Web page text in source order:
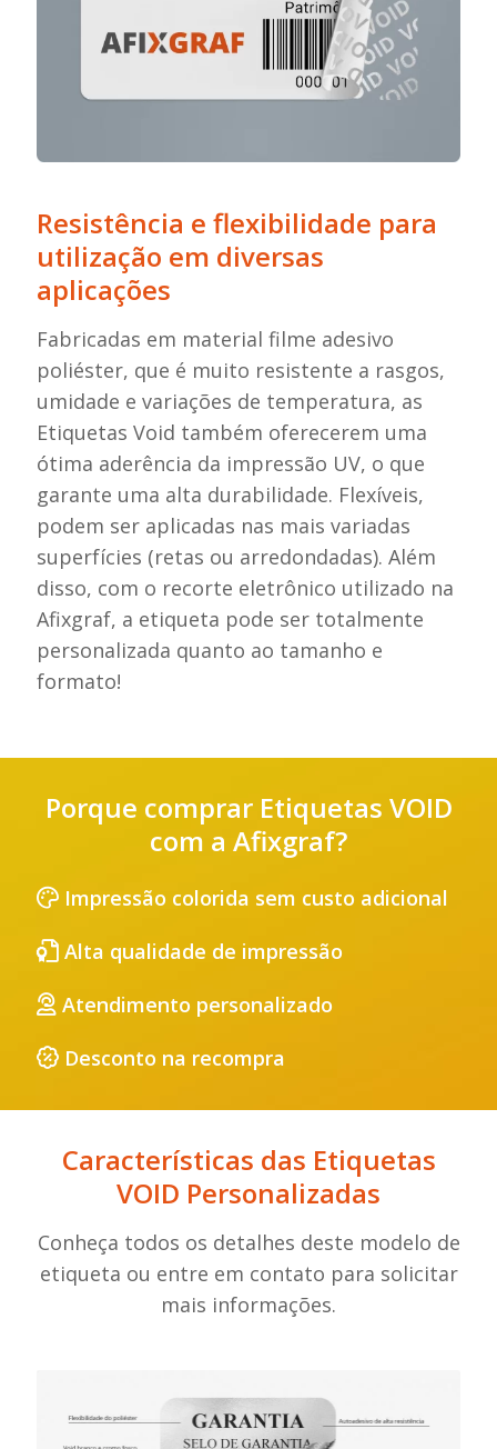
Resistência e flexibilidade para
utilização em diversas
aplicações
Fabricadas em material filme adesivo
poliéster, que é muito resistente a rasgos,
umidade e variações de temperatura, as
Etiquetas Void também oferecerem uma
ótima aderência da impressão UV, o que
garante uma alta durabilidade. Flexíveis,
podem ser aplicadas nas mais variadas
superfícies (retas ou arredondadas). Além
disso, com o recorte eletrônico utilizado na
Afixgraf, a etiqueta pode ser totalmente
personalizada quanto ao tamanho e
formato!
Porque comprar Etiquetas VOID
com a Afixgraf?
Impressão colorida sem custo adicional
Alta qualidade de impressão
Atendimento personalizado
Desconto na recompra
Características das Etiquetas
VOID Personalizadas
Conheça todos os detalhes deste modelo de
etiqueta ou entre em contato para solicitar
mais informações.